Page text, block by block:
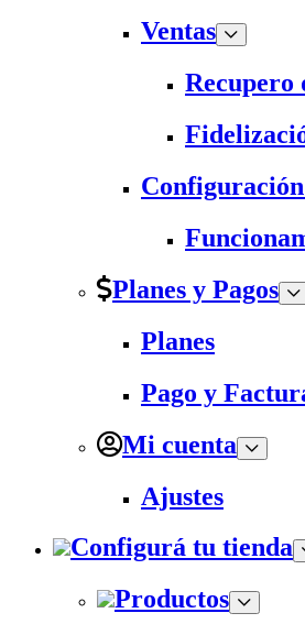
Ventas
Recupero
Planes y Pagos
Planes
Pago y
Mi cuenta
Ajustes
Configurá tu tienda
Productos